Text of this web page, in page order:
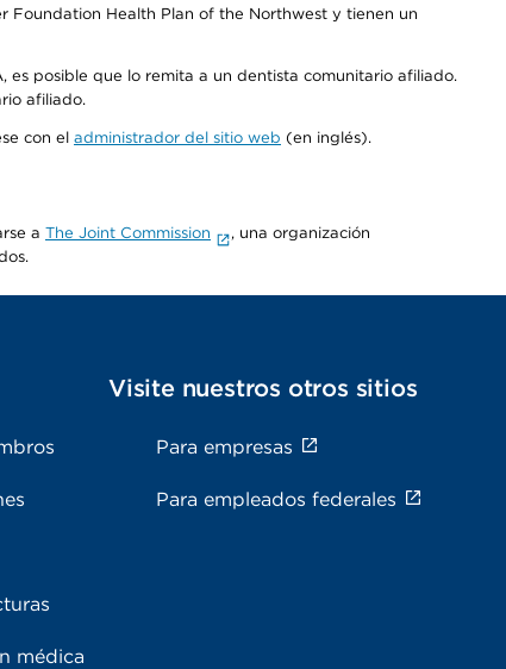
Foundation Health Plan of the Northwest y tienen un
posible que lo remita a un dentista comunitario afiliado.
afiliado.
con el administrador del sitio web (en inglés).
a The Joint Commission
, una organización
médica
Visite nuestros otros sitios
Para empresas
Para empleados federales